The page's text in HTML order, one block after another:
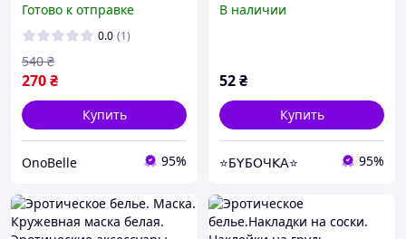
Эротическое женское
белье, Интимные
аксессуары
Готово к отправке
0.0 (1)
270₴
540 ₴
Купить
OnoBelle 95%
Эротические аксессуары.
В наличии
52₴
Купить
⭐Б𝖸Б𝖮Ч𝖪𝖠⭐ 95%